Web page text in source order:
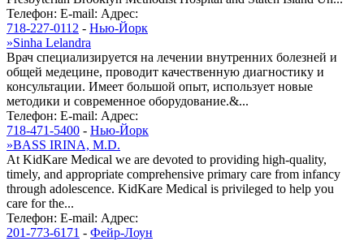
Телефон: E-mail: Адрес:
718-227-0112 - Нью-Йорк
»Sinha Lelandra
Врач специализируется на лечении внутренних болезней и
общей медецине, проводит качественную диагностику и
консультации. Имеет большой опыт, использует новые
методики и современное оборудование.&...
Телефон: E-mail: Адрес:
718-471-5400 - Нью-Йорк
»BASS IRINA, M.D.
At KidKare Medical we are devoted to providing high-quality,
timely, and appropriate comprehensive primary care from infancy
through adolescence. KidKare Medical is privileged to help you
care for the...
Телефон: E-mail: Адрес:
201-773-6171 - Фейр-Лоун